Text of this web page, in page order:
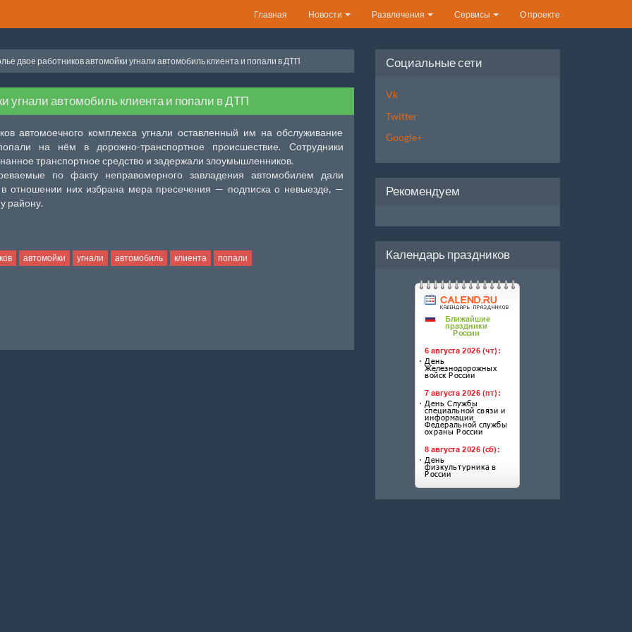
Главная Новости Развлечения Сервисы О проекте
двое работников автомойки угнали автомобиль клиента и попали в ДТП
угнали автомобиль клиента и попали в ДТП
автомоечного комплекса угнали оставленный им на обслуживание
на нём в дорожно-транспортное происшествие. Сотрудники
транспортное средство и задержали злоумышленников.
по факту неправомерного завладения автомобилем дали
в отношении них избрана мера пресечения — подписка о невыезде, —
району.
автомойки угнали автомобиль клиента попали
Социальные сети
Vk
Twitter
Google+
Рекомендуем
Календарь праздников